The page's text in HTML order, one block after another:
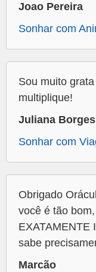
Joao Pereira
Sonhar com
Sou muito
multiplique!
Juliana Borges
Sonhar com
Obrigado
você é tão
EXATAMENTE
sabe
Marcão